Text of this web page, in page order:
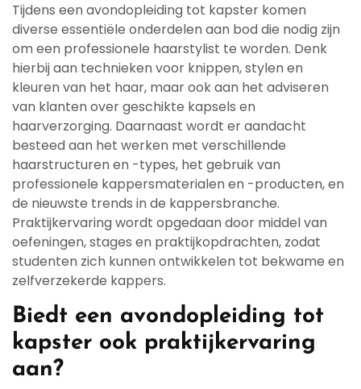
Tijdens een avondopleiding tot kapster komen
diverse essentiële onderdelen aan bod die nodig zijn
om een professionele haarstylist te worden. Denk
hierbij aan technieken voor knippen, stylen en
kleuren van het haar, maar ook aan het adviseren
van klanten over geschikte kapsels en
haarverzorging. Daarnaast wordt er aandacht
besteed aan het werken met verschillende
haarstructuren en -types, het gebruik van
professionele kappersmaterialen en -producten, en
de nieuwste trends in de kappersbranche.
Praktijkervaring wordt opgedaan door middel van
oefeningen, stages en praktijkopdrachten, zodat
studenten zich kunnen ontwikkelen tot bekwame en
zelfverzekerde kappers.
Biedt een avondopleiding tot
kapster ook praktijkervaring
aan?